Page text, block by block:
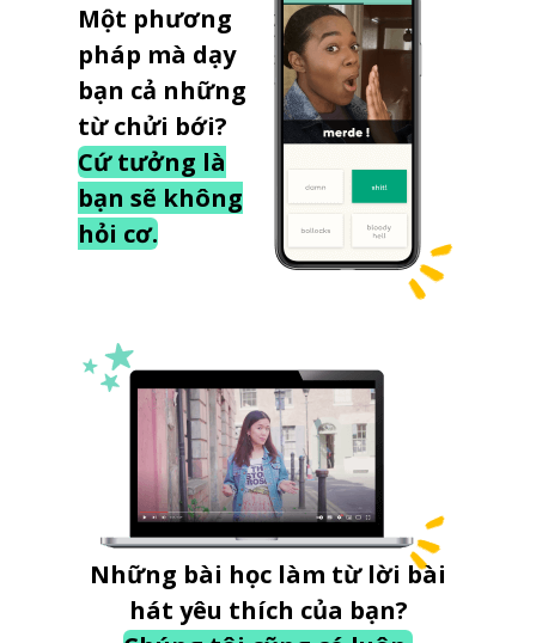
Một phương
pháp mà dạy
bạn cả những
từ chửi bới?
Cứ tưởng là
bạn sẽ không
hỏi cơ.
Những bài học làm từ lời bài
hát yêu thích của bạn?